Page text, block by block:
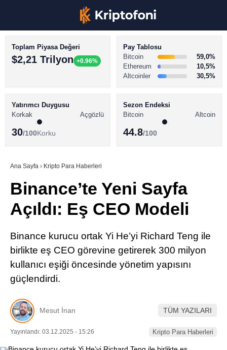
Youtube
TikTok
Pinterest
LinkedIn
BİTCOİN HABERLERİ
ALTCOİN HABERLERİ
SÖZLÜK
Toplam Piyasa Değeri
$2,21 Trilyon +0.96%
Pay Tablosu
Bitcoin
59,0%
Ethereum
10,5%
Altcoinler
30,5%
Yatırımcı Duygusu
Korkak
Açgözlü
30/100Korku
Sezon Endeksi
Bitcoin
Altcoin
44.8/100
Ana Sayfa › Kripto Para Haberleri
Binance’te Yeni Sayfa
Açıldı: Eş CEO Modeli
Binance kurucu ortak Yi He’yi Richard Teng ile
birlikte eş CEO görevine getirerek 300 milyon
kullanıcı eşiği öncesinde yönetim yapısını
güçlendirdi.
Mesut İnan TÜM YAZILARI
Yayınlandı: 03.12.2025 - 15:26 Kripto Para Haberleri